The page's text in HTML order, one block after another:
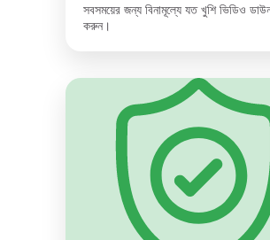
সবসময়ের জন্য বিনামূল্যে যত খুশি ভিডিও
করুন।